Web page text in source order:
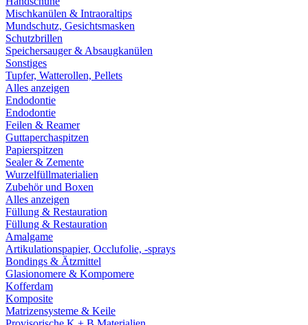
Mischkanülen & Intraoraltips
Mundschutz, Gesichtsmasken
Schutzbrillen
Speichersauger & Absaugkanülen
Sonstiges
Tupfer, Watterollen, Pellets
Alles anzeigen
Endodontie
Endodontie
Feilen & Reamer
Guttaperchaspitzen
Papierspitzen
Sealer & Zemente
Wurzelfüllmaterialien
Zubehör und Boxen
Alles anzeigen
Füllung & Restauration
Füllung & Restauration
Amalgame
Artikulationspapier, Occlufolie, -sprays
Bondings & Ätzmittel
Glasionomere & Kompomere
Kofferdam
Komposite
Matrizensysteme & Keile